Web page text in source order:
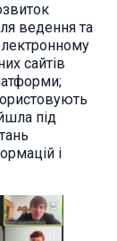
ведення та
сайтів
під
і